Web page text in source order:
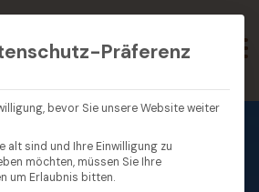
Präferenz
bevor Sie unsere Website weiter
alt sind und Ihre Einwilligung zu
möchten, müssen Sie Ihre
um Erlaubnis bitten.